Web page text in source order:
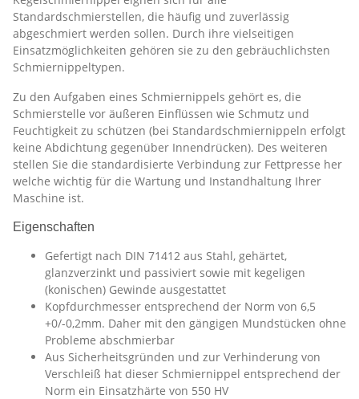
Standardschmierstellen, die häufig und zuverlässig
abgeschmiert werden sollen. Durch ihre vielseitigen
Einsatzmöglichkeiten gehören sie zu den gebräuchlichsten
Schmiernippeltypen.
Zu den Aufgaben eines Schmiernippels gehört es, die
Schmierstelle vor äußeren Einflüssen wie Schmutz und
Feuchtigkeit zu schützen (bei Standardschmiernippeln erfolgt
keine Abdichtung gegenüber Innendrücken). Des weiteren
stellen Sie die standardisierte Verbindung zur Fettpresse her
welche wichtig für die Wartung und Instandhaltung Ihrer
Maschine ist.
Eigenschaften
Gefertigt nach DIN 71412 aus Stahl, gehärtet,
glanzverzinkt und passiviert sowie mit kegeligen
(konischen) Gewinde ausgestattet
Kopfdurchmesser entsprechend der Norm von 6,5
+0/-0,2mm. Daher mit den gängigen Mundstücken ohne
Probleme abschmierbar
Aus Sicherheitsgründen und zur Verhinderung von
Verschleiß hat dieser Schmiernippel entsprechend der
Norm ein Einsatzhärte von 550 HV